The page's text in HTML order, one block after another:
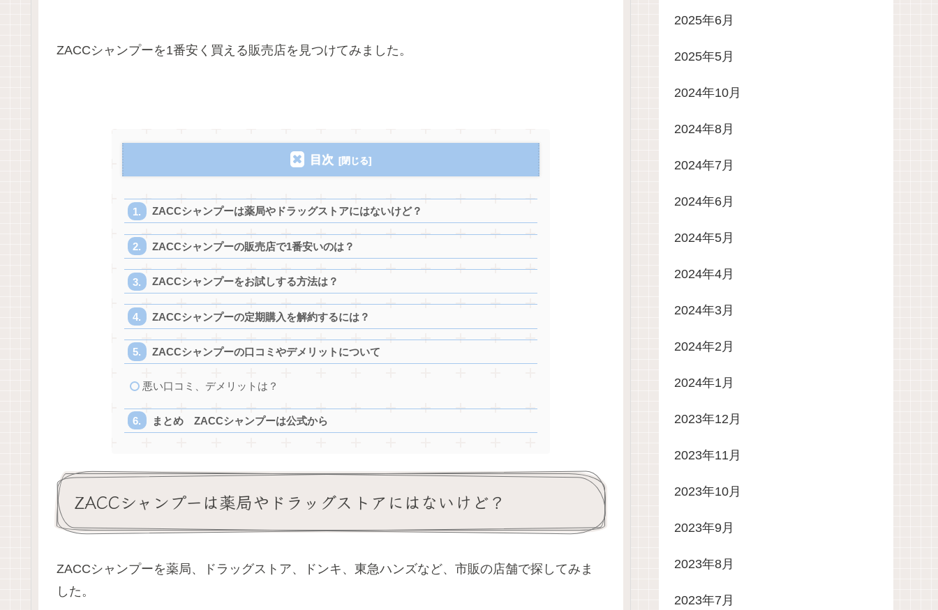
ZACCシャンプーを1番安く買える販売店を見つけてみました。
目次
ZACCシャンプーは薬局やドラッグストアにはないけど？
ZACCシャンプーの販売店で1番安いのは？
ZACCシャンプーをお試しする方法は？
ZACCシャンプーの定期購入を解約するには？
ZACCシャンプーの口コミやデメリットについて
悪い口コミ、デメリットは？
まとめ ZACCシャンプーは公式から
ZACCシャンプーは薬局やドラッグストアにはないけど？
ZACCシャンプーを薬局、ドラッグストア、ドンキ、東急ハンズなど、市販の店舗で探してみま
した。
2025年6月
2025年5月
2024年10月
2024年8月
2024年7月
2024年6月
2024年5月
2024年4月
2024年3月
2024年2月
2024年1月
2023年12月
2023年11月
2023年10月
2023年9月
2023年8月
2023年7月